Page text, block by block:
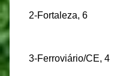
2-Fortaleza, 6
3-Ferroviário/CE, 4